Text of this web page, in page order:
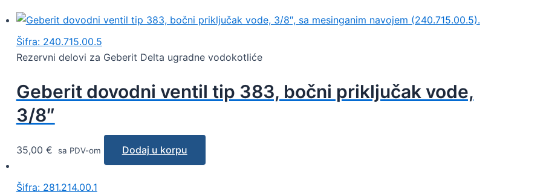
Šifra: 240.715.00.5
Rezervni delovi za Geberit Delta ugradne vodokotliće
Geberit dovodni ventil tip 383, bočni priključak vode,
3/8″
35,00 € sa PDV-om Dodaj u korpu
Šifra: 281.214.00.1